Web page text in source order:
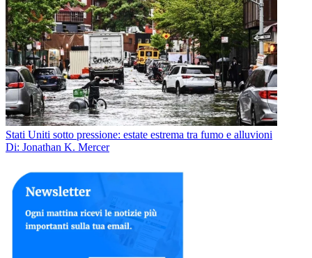
Stati Uniti sotto pressione: estate estrema tra fumo e alluvioni
Di: Jonathan K. Mercer